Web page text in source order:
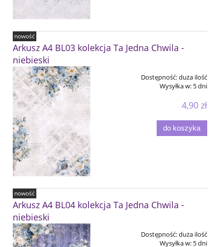
Arkusz A4 BL03 kolekcja Ta Jedna Chwila -
niebieski
Dostępność:duża ilość
Wysyłka w: 5 dni
4,90 zł
do koszyka
nowość
Arkusz A4 BL04 kolekcja Ta Jedna Chwila -
niebieski
Dostępność:duża ilość
Wysyłka w: 5 dni
nowość